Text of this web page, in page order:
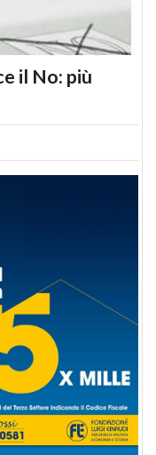
il No: più